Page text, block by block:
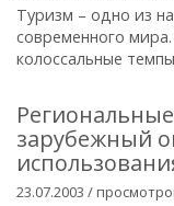
Туризм – одно из
современного
колоссальные
зарубежный
23.07.2003 /